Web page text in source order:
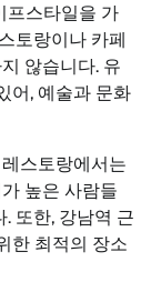
프스타일을 가
토랑이나 카페
않습니다. 유
어, 예술과 문화
스토랑에서는
높은 사람들
또한, 강남역 근
한 최적의 장소